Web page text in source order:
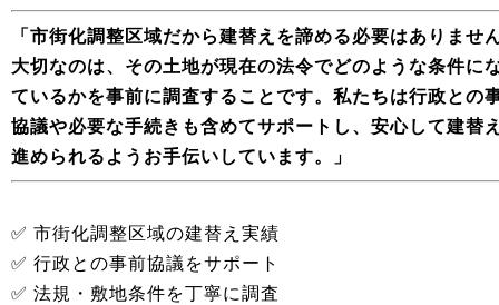
「市街化調整区域だから建替えを諦める必要はありませ
大切なのは、その土地が現在の法令でどのような条件に
ているかを事前に調査することです。私たちは行政との
協議や必要な手続きも含めてサポートし、安心して建替
進められるようお手伝いしています。」
✅ 市街化調整区域の建替え実績
✅ 行政との事前協議をサポート
✅ 法規・敷地条件を丁寧に調査